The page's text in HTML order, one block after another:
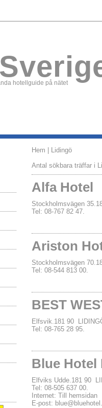
hotellguide på nätet
Hem | Lidingö
Antal sökbara träffar i
Alfa Hotel
Stockholmsvägen
Tel: 08-767 82 47.
Ariston
Stockholmsvägen
Tel: 08-544 813 00.
BEST
Elfsvik.181 90
Tel: 08-765 28 95.
Blue Hotel
Elfviks Udde.181 90
Tel: 08-505 637 00.
Internet: Till hemsidan
E-post: